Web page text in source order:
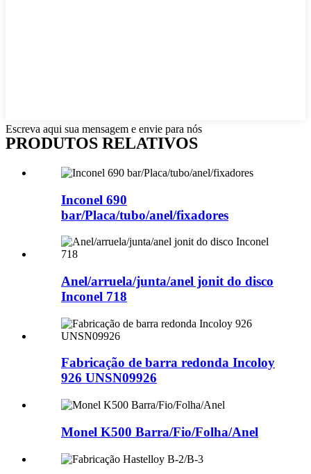
Escreva aqui sua mensagem e envie para nós
PRODUTOS RELATIVOS
Inconel 690
bar/Placa/tubo/anel/fixadores
Anel/arruela/junta/anel jonit do disco
Inconel 718
Fabricação de barra redonda Incoloy
926 UNSN09926
Monel K500 Barra/Fio/Folha/Anel